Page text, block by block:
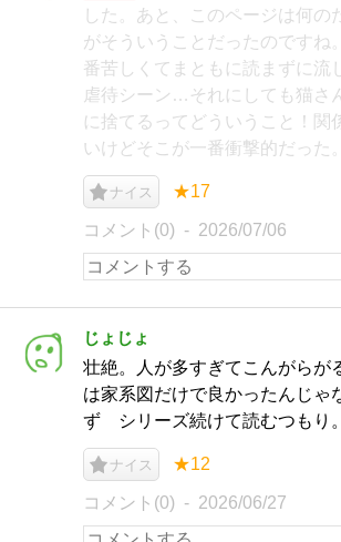
した。あと、このページは何の
がそういうことだったのですね
番苦しくてまともに読まずに流
虐待シーン…それにしても猫さ
に捨てるってどういうこと！関
いけどそこが一番衝撃的だった。
ナイス ★17
コメント(0) 2026/07/06
じょじょ
壮絶。人が多すぎてこんがらが
は家系図だけで良かったんじゃ
ず シリーズ続けて読むつもり。
ナイス ★12
コメント(0) 2026/06/27